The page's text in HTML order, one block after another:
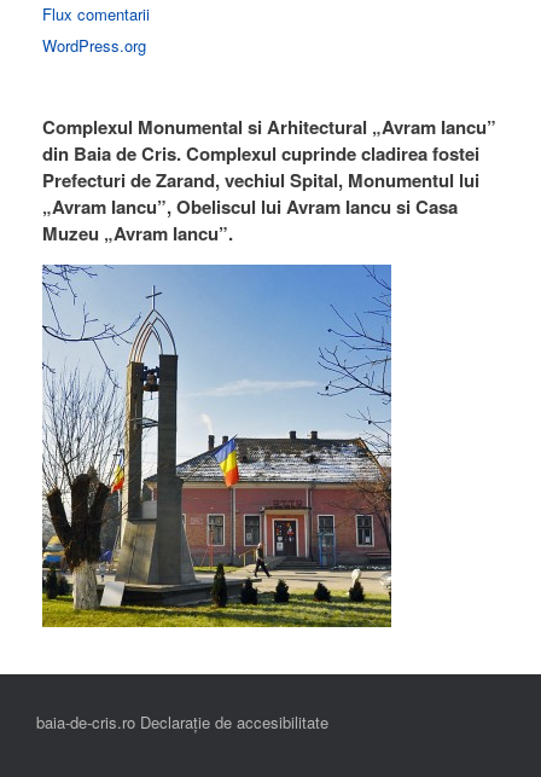
Flux comentarii
WordPress.org
Complexul Monumental si Arhitectural „Avram Iancu”
din Baia de Cris. Complexul cuprinde cladirea fostei
Prefecturi de Zarand, vechiul Spital, Monumentul lui
„Avram Iancu”, Obeliscul lui Avram Iancu si Casa
Muzeu „Avram Iancu”.
baia-de-cris.ro Declarație de accesibilitate